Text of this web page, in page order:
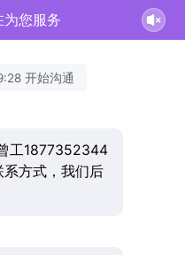
为您服务
开始沟通
工1877352344
方式，我们后